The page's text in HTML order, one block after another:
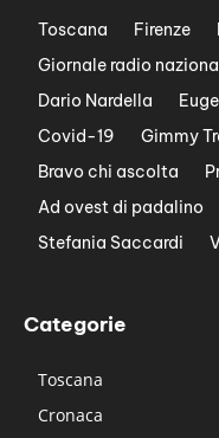
Toscana Firenze
Giornale radio
Dario Nardella
Covid-19
Gimmy
Bravo chi ascolta
Ad ovest di padalino
Stefania Saccardi
Categorie
Toscana
Cronaca